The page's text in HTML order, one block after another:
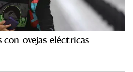
ovejas eléctricas